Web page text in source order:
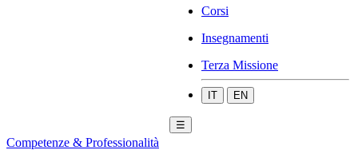
Corsi
Insegnamenti
Terza Missione
IT EN
☰
Competenze & Professionalità